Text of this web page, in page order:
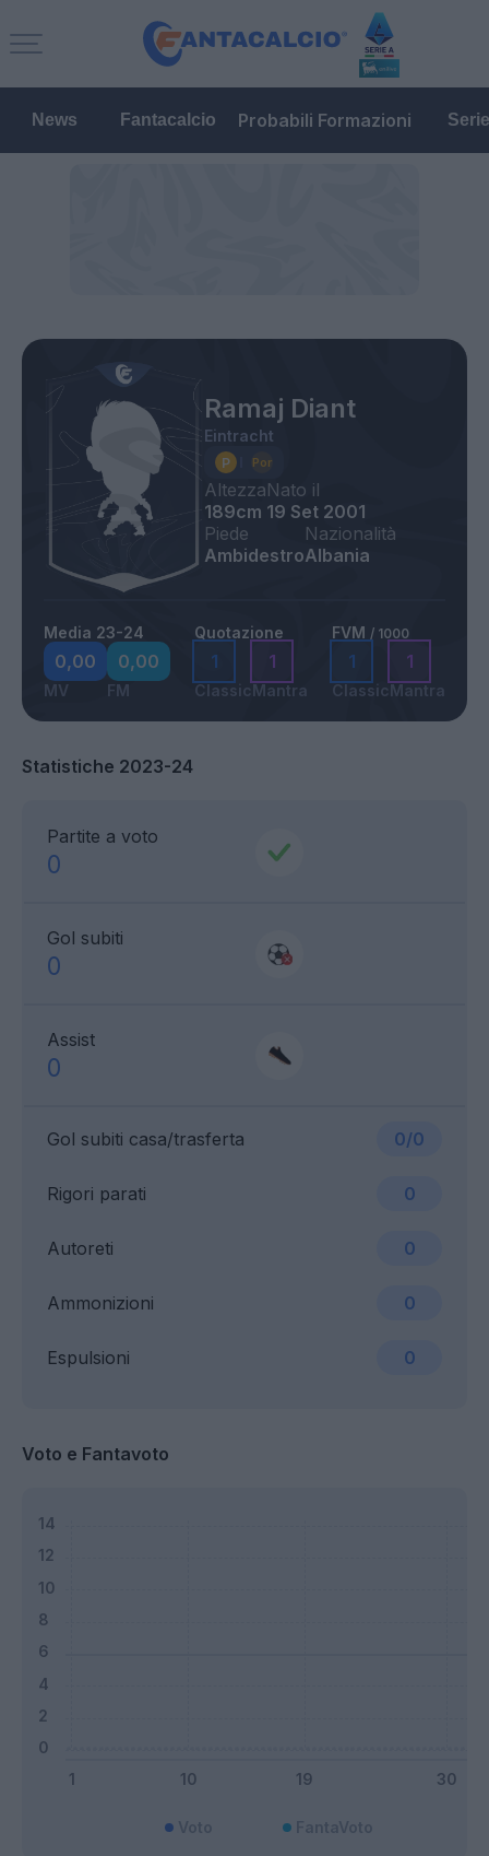
News Fantacalcio Probabili Formazioni
Ramaj Diant
Eintracht
Altezza
189cm
Nato il
19 Set 2001
Piede
Ambidestro
Nazionalità
Albania
Media 23-24
0,00
MV
0,00
FM
Quotazione
1
Classic
1
Mantra
FVM / 1000
1
Classic
1
Mantra
Statistiche 2023-24
Partite a voto
0
Gol subiti
0
Assist
0
Gol subiti casa/trasferta 0/0
Ammonizioni 0
Rigori parati 0
Espulsioni 0
Autoreti 0
Voto e Fantavoto